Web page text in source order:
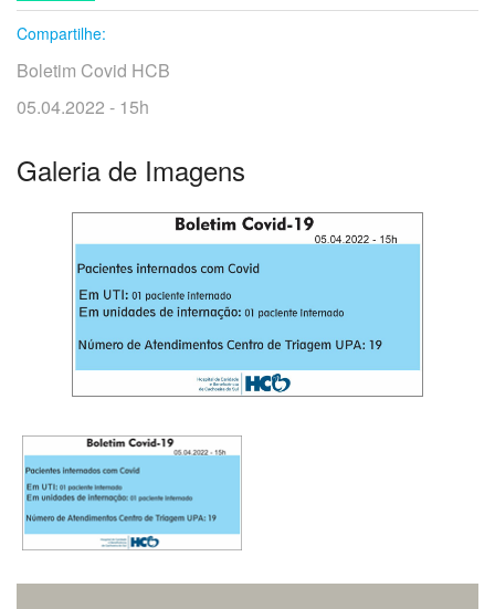
Escola HCB
Resultado de exames
O
procura?
Compartilhe:
Boletim Covid HCB
05.04.2022 - 15h
Galeria de Imagens